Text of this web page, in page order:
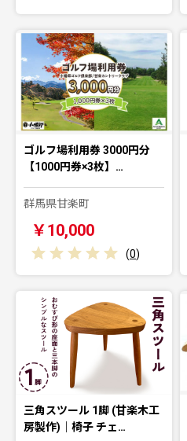
ゴルフ場利用券 3000円分
【1000円券×3枚】…
群馬県甘楽町
￥10,000
(0)
三角スツール 1脚 (甘楽木工
房製作)｜椅子 チェ…